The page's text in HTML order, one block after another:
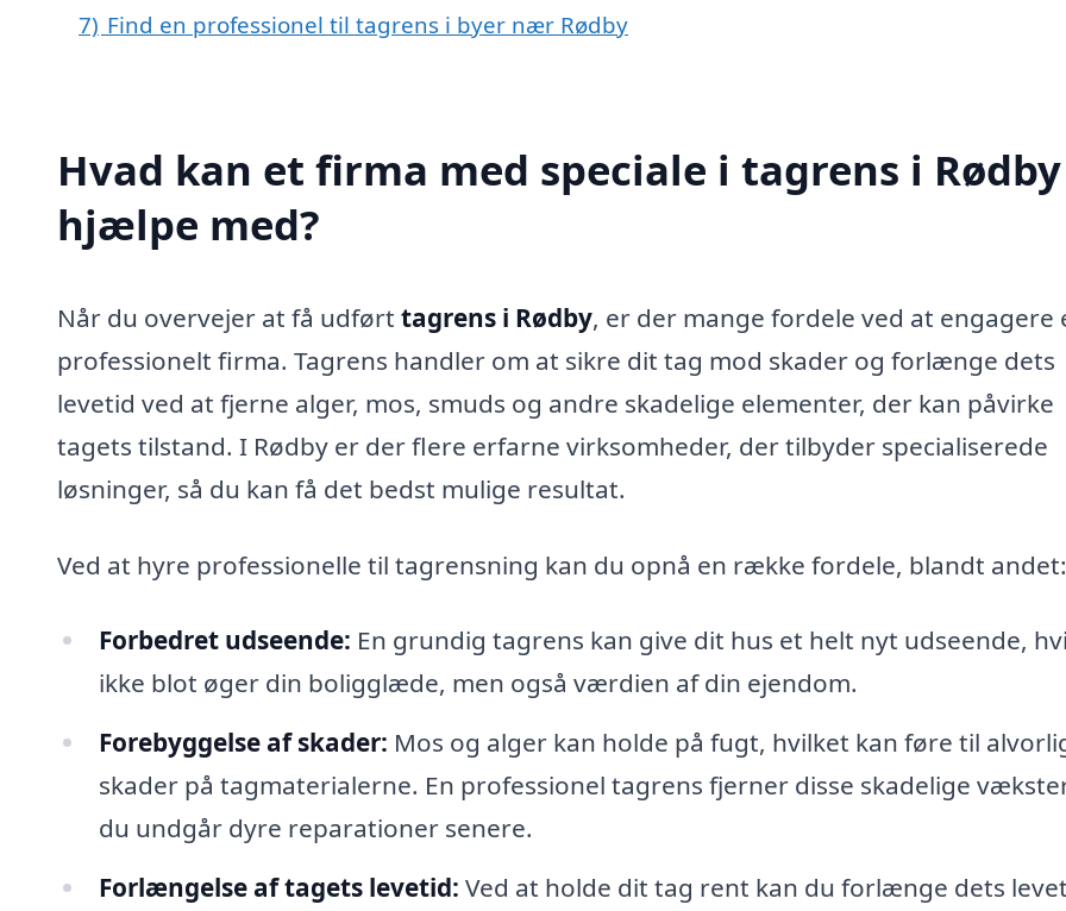
7) Find en professionel til tagrens i byer nær Rødby
Hvad kan et firma med speciale i tagrens i Rødby
hjælpe med?
Når du overvejer at få udført tagrens i Rødby, er der mange fordele ved at engagere
professionelt firma. Tagrens handler om at sikre dit tag mod skader og forlænge dets
levetid ved at fjerne alger, mos, smuds og andre skadelige elementer, der kan påvirke
tagets tilstand. I Rødby er der flere erfarne virksomheder, der tilbyder specialiserede
løsninger, så du kan få det bedst mulige resultat.
Ved at hyre professionelle til tagrensning kan du opnå en række fordele, blandt andet:
Forbedret udseende: En grundig tagrens kan give dit hus et helt nyt udseende,
ikke blot øger din boligglæde, men også værdien af din ejendom.
Forebyggelse af skader: Mos og alger kan holde på fugt, hvilket kan føre til
skader på tagmaterialerne. En professionel tagrens fjerner disse skadelige
du undgår dyre reparationer senere.
Forlængelse af tagets levetid: Ved at holde dit tag rent kan du forlænge dets